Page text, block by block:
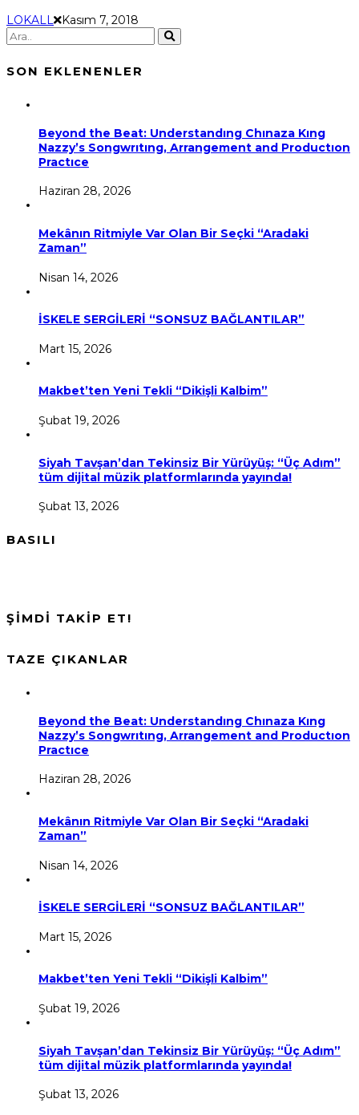
LOKALL Kasım 7, 2018
SON EKLENENLER
Beyond the Beat: Understandıng Chınaza Kıng
Nazzy’s Songwrıtıng, Arrangement and Productıon
Practıce
Haziran 28, 2026
Mekânın Ritmiyle Var Olan Bir Seçki “Aradaki
Zaman”
Nisan 14, 2026
İSKELE SERGİLERİ “SONSUZ BAĞLANTILAR”
Mart 15, 2026
Makbet’ten Yeni Tekli “Dikişli Kalbim”
Şubat 19, 2026
Siyah Tavşan’dan Tekinsiz Bir Yürüyüş: “Üç Adım”
tüm dijital müzik platformlarında yayında!
Şubat 13, 2026
BASILI
ŞİMDİ TAKİP ET!
TAZE ÇIKANLAR
Beyond the Beat: Understandıng Chınaza Kıng
Nazzy’s Songwrıtıng, Arrangement and Productıon
Practıce
Haziran 28, 2026
Mekânın Ritmiyle Var Olan Bir Seçki “Aradaki
Zaman”
Nisan 14, 2026
İSKELE SERGİLERİ “SONSUZ BAĞLANTILAR”
Mart 15, 2026
Makbet’ten Yeni Tekli “Dikişli Kalbim”
Şubat 19, 2026
Siyah Tavşan’dan Tekinsiz Bir Yürüyüş: “Üç Adım”
tüm dijital müzik platformlarında yayında!
Şubat 13, 2026